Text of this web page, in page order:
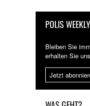
POLIS WEEKLY
Bleiben Sie
erhalten Sie
Jetzt